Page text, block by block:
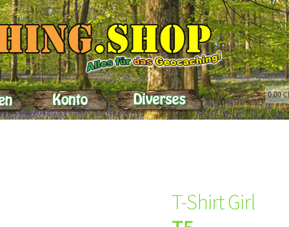
0.00
T-Shirt Girl